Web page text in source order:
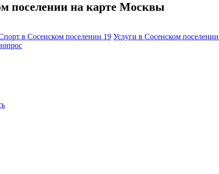
поселении на карте Москвы
в Сосенском поселении 19 Услуги в Сосенском поселении